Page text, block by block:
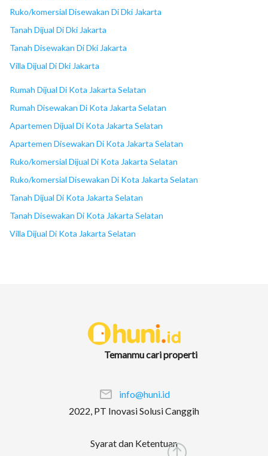
Ruko/komersial Disewakan Di Dki Jakarta
Tanah Dijual Di Dki Jakarta
Tanah Disewakan Di Dki Jakarta
Villa Dijual Di Dki Jakarta
Rumah Dijual Di Kota Jakarta Selatan
Rumah Disewakan Di Kota Jakarta Selatan
Apartemen Dijual Di Kota Jakarta Selatan
Apartemen Disewakan Di Kota Jakarta Selatan
Ruko/komersial Dijual Di Kota Jakarta Selatan
Ruko/komersial Disewakan Di Kota Jakarta Selatan
Tanah Dijual Di Kota Jakarta Selatan
Tanah Disewakan Di Kota Jakarta Selatan
Villa Dijual Di Kota Jakarta Selatan
Temanmu cari properti
info@huni.id
2022, PT Inovasi Solusi Canggih
Syarat dan Ketentuan